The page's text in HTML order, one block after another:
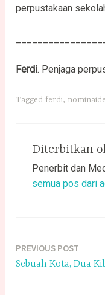
perpustakaan
Ferdi. Penjaga
Tagged ferdi,
Diterbitkan
Penerbit dan
semua pos dari
Navigasi
PREVIOUS POST
Sebuah Kota, Dua